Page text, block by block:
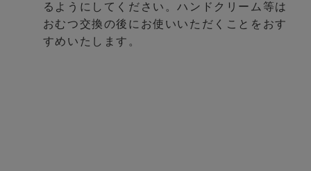
るようにしてください。ハンドクリーム等は
おむつ交換の後にお使いいただくことをおす
すめいたします。